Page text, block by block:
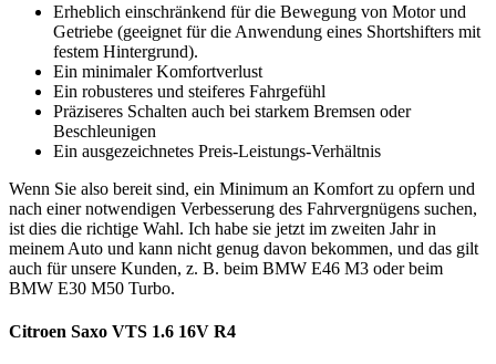
Erheblich einschränkend für die Bewegung von Motor und
Getriebe (geeignet für die Anwendung eines Shortshifters mit
festem Hintergrund).
Ein minimaler Komfortverlust
Ein robusteres und steiferes Fahrgefühl
Präziseres Schalten auch bei starkem Bremsen oder
Beschleunigen
Ein ausgezeichnetes Preis-Leistungs-Verhältnis
Wenn Sie also bereit sind, ein Minimum an Komfort zu opfern und
nach einer notwendigen Verbesserung des Fahrvergnügens suchen,
ist dies die richtige Wahl. Ich habe sie jetzt im zweiten Jahr in
meinem Auto und kann nicht genug davon bekommen, und das gilt
auch für unsere Kunden, z. B. beim BMW E46 M3 oder beim
BMW E30 M50 Turbo.
Citroen Saxo VTS 1.6 16V R4